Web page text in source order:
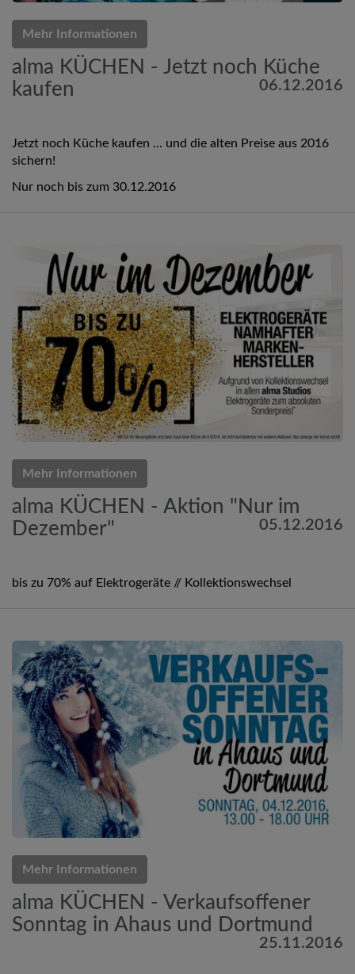
Mehr Informationen
alma KÜCHEN - Jetzt noch Küche
kaufen
06.12.2016
Jetzt noch Küche kaufen ... und die alten Preise aus 2016
sichern!
Nur noch bis zum 30.12.2016
Mehr Informationen
alma KÜCHEN - Aktion "Nur im
Dezember"
05.12.2016
bis zu 70% auf Elektrogeräte // Kollektionswechsel
Mehr Informationen
alma KÜCHEN - Verkaufsoffener
Sonntag in Ahaus und Dortmund
25.11.2016